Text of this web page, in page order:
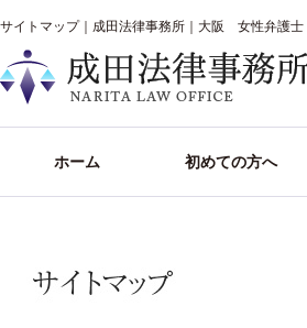
サイトマップ｜成田法律事務所｜大阪 女性弁
ホーム 初めての方へ